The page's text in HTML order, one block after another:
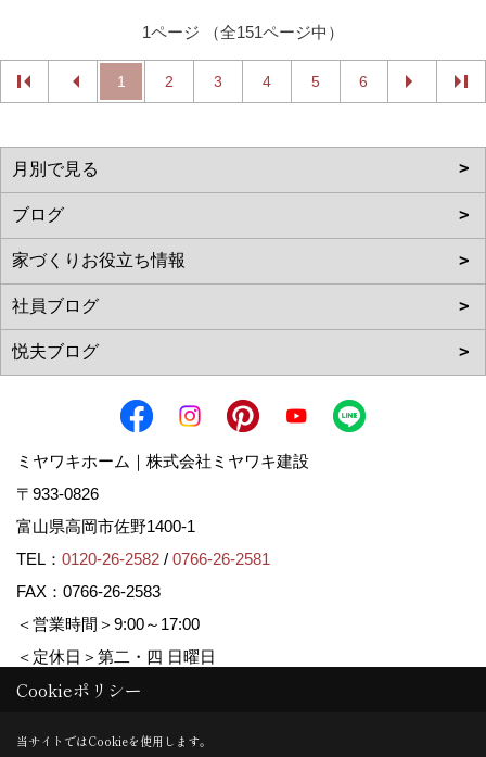
1ページ （全151ページ中）
1 2 3 4 5 6
ミヤワキホーム｜株式会社ミヤワキ建設
〒933-0826
富山県高岡市佐野1400-1
TEL： 0120-26-2582 / 0766-26-2581
FAX：0766-26-2583
＜営業時間＞9:00～17:00
＜定休日＞第二・四 日曜日
Copyright (c) MIYAWAKI HOME. All Rights Reserved.
Cookieポリシー
当サイトではCookieを使用します。